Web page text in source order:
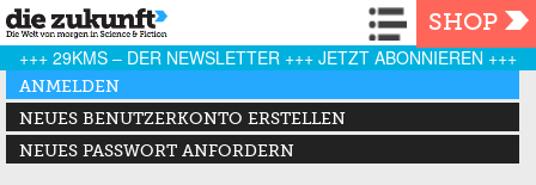
Navigation
SHOP
+++ 29KMS – DER NEWSLETTER +++ JETZT ABONNIEREN +++
Haupt-Reiter
ANMELDEN
(AKTIVER REITER)
NEUES BENUTZERKONTO ERSTELLEN
NEUES PASSWORT ANFORDERN